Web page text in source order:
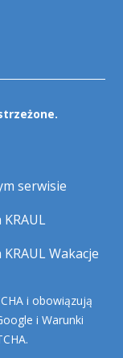
serwisie
Wakacje
i obowiązują
i Warunki
.